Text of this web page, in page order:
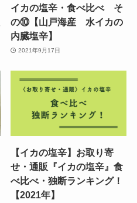
イカの塩辛・食べ比べ そ
の⑩【山戸海産 水イカの
内臓塩辛】
2021年9月17日
【イカの塩辛】お取り寄
せ・通販『イカの塩辛』食
べ比べ・独断ランキング！
【2021年】